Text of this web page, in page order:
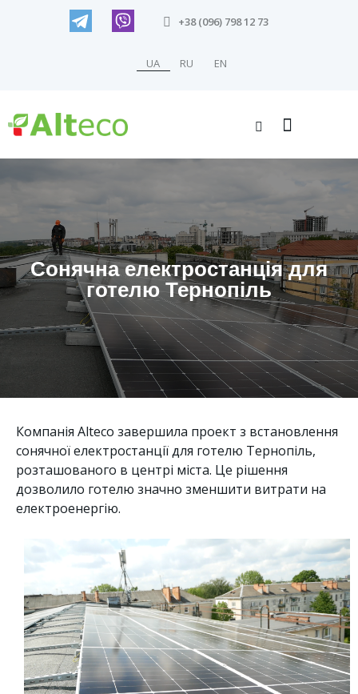
+38 (096) 798 12 73
UA RU EN
Сонячна електростанція для
готелю Тернопіль
Компанія Alteco завершила проект з встановлення
сонячної електростанції для готелю Тернопіль,
розташованого в центрі міста. Це рішення
дозволило готелю значно зменшити витрати на
електроенергію.